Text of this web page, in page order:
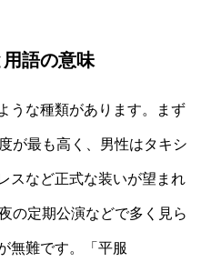
用語の意味
うな種類があります。まず
が最も高く、男性はタキシ
スなど正式な装いが望まれ
の定期公演などで多く見ら
無難です。「平服